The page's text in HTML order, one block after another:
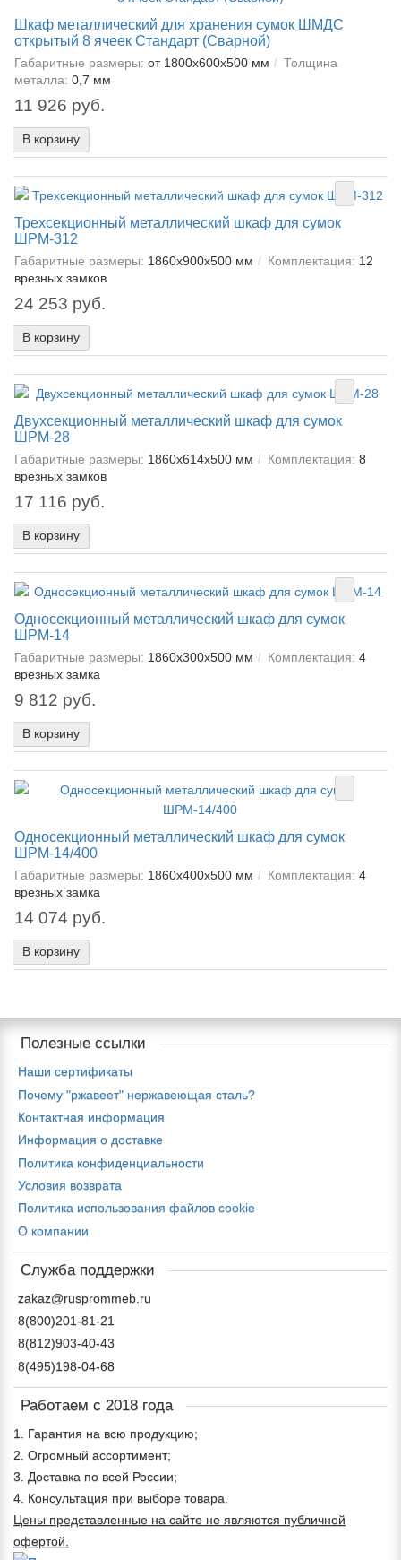
Шкаф металлический для хранения сумок ШМДС
открытый 8 ячеек Стандарт (Сварной)
Габаритные размеры: от 1800x600x500 мм
Толщина
металла: 0,7 мм
11 926 руб.
В корзину
Трехсекционный металлический шкаф для сумок
ШРМ-312
Габаритные размеры: 1860x900x500 мм Комплектация: 12
врезных замков
24 253 руб.
В корзину
Двухсекционный металлический шкаф для сумок
ШРМ-28
Габаритные размеры: 1860x614x500 мм Комплектация: 8
врезных замков
17 116 руб.
В корзину
Односекционный металлический шкаф для сумок
ШРМ-14
Габаритные размеры: 1860х300х500 мм Комплектация: 4
врезных замка
9 812 руб.
В корзину
Односекционный металлический шкаф для сумок
ШРМ-14/400
Габаритные размеры: 1860х400х500 мм Комплектация: 4
врезных замка
14 074 руб.
В корзину
Полезные ссылки
Наши сертификаты
Почему "ржавеет" нержавеющая сталь?
Контактная информация
Информация о доставке
Политика конфиденциальности
Условия возврата
Политика использования файлов cookie
О компании
Служба поддержки
zakaz@rusprommeb.ru
8(800)201-81-21
8(812)903-40-43
8(495)198-04-68
Работаем с 2018 года
1. Гарантия на всю продукцию;
2. Огромный ассортимент;
3. Доставка по всей России;
4. Консультация при выборе товара.
Цены представленные на сайте не являются публичной
офертой.